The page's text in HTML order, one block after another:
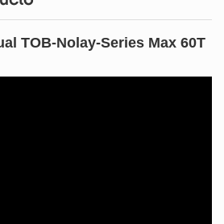
TOB-Nolay-Series Max 60T